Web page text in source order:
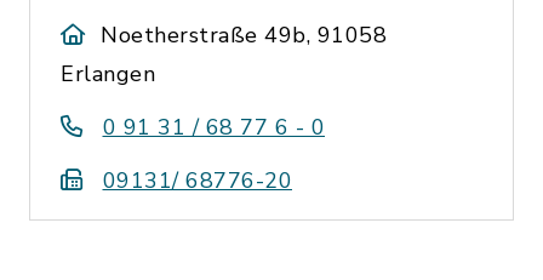
Noetherstraße 49b, 91058
Erlangen
0 91 31 / 68 77 6 - 0
09131/ 68776-20